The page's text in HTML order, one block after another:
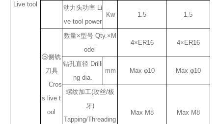
Live tool
动力头功率 Li
ve tool power
Kw 1.5 1.5
⑤侧铣
刀具
Cros
s live t
ool
数量×型号 Qty.×M
odel
4×ER16 4×ER16
钻孔直径 Drilli
ng dia.
mm Max φ10 Max φ10
螺纹加工(攻丝/板
牙)
Tapping/Threading
Max M8 Max M8